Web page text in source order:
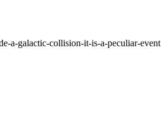
a-galactic-collision-it-is-a-peculiar-event